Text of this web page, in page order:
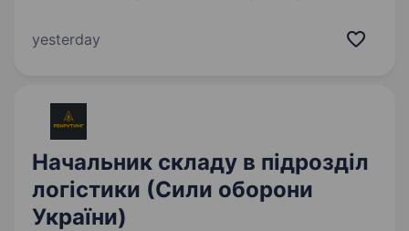
який відтепер розширився до полку
yesterday
Начальник складу в підрозділ
логістики (Сили оборони
України)